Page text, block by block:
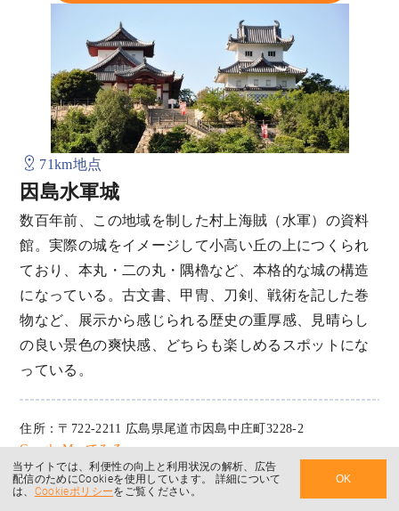
71km地点
因島水軍城
数百年前、この地域を制した村上海賊（水軍）の資料
館。実際の城をイメージして小高い丘の上につくられ
ており、本丸・二の丸・隅櫓など、本格的な城の構造
になっている。古文書、甲冑、刀剣、戦術を記した巻
物など、展示から感じられる歴史の重厚感、見晴らし
の良い景色の爽快感、どちらも楽しめるスポットにな
っている。
住所：〒722-2211 広島県尾道市因島中庄町3228-2
Google Mapでみる
公式サイトを見る
当サイトでは、利便性の向上と利用状況の解析、広告
配信のためにCookieを使用しています。 詳細について
は、 Cookieポリシーをご覧ください。
OK